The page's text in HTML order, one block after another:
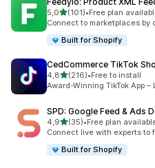
5,0/ 5 tähteä
(101)
101 arvostelua yhteensä
•Free plan
Connect to marketplaces
Built for Shopify
CedCommerce TikTok
4,8/ 5 tähteä
(216)
216 arvostelua yhteensä
•Free to install
Award-Winning TikTok App
SPD: Google Feed & Ads
4,9/ 5 tähteä
(35)
35 arvostelua yhteensä
•Free plan
Connect live with experts to
Built for Shopify